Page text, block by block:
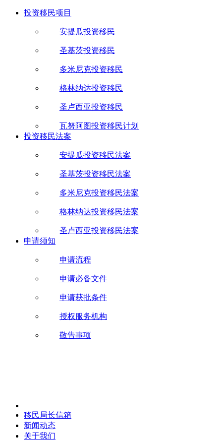
投资移民项目
安提瓜投资移民
圣基茨投资移民
多米尼克投资移民
格林纳达投资移民
圣卢西亚投资移民
瓦努阿图投资移民计划
投资移民法案
安提瓜投资移民法案
圣基茨投资移民法案
多米尼克投资移民法案
格林纳达投资移民法案
圣卢西亚投资移民法案
申请须知
申请流程
申请必备文件
申请获批条件
授权服务机构
敬告事项
移民局长信箱
新闻动态
关于我们